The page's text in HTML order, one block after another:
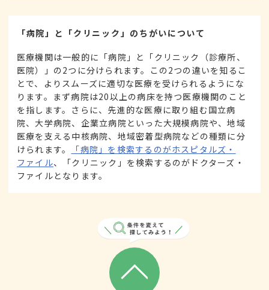
「病院」と「クリニック」のちがいについて
医療機関は一般的に「病院」と「クリニック（診療所、
医院）」の2つに分けられます。この2つの違いを知るこ
とで、よりスムーズに適切な医療を受けられるようにな
ります。まず病院は20以上の病床を持つ医療機関のこと
を指します。さらに、先進的な医療に取り組む国立病
院、大学病院、企業立病院といった大規模病院や、地域
医療を支える中核病院、地域密着型病院などの種類に分
けられます。
「病院」を検索するのがホスピタルズ・
ファイル、「クリニック」を検索するのがドクターズ・
ファイルとなります。